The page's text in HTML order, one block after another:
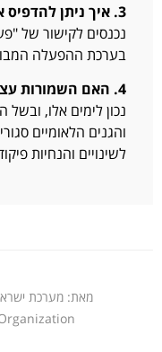
3. איך ניתן להדפיס את דפי היצירה?
נכנסים לקישור של
בערכת ההפעלה
4. האם השמורות עצמן פתוחות למבקרים?
נכון לימים אלו,
והגנים הלאומיים
לשינויים והנחיות
|